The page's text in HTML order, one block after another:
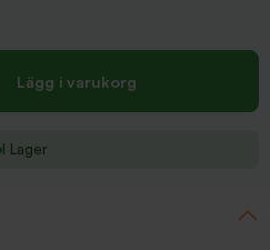
Lägg i varukorg
I Lager